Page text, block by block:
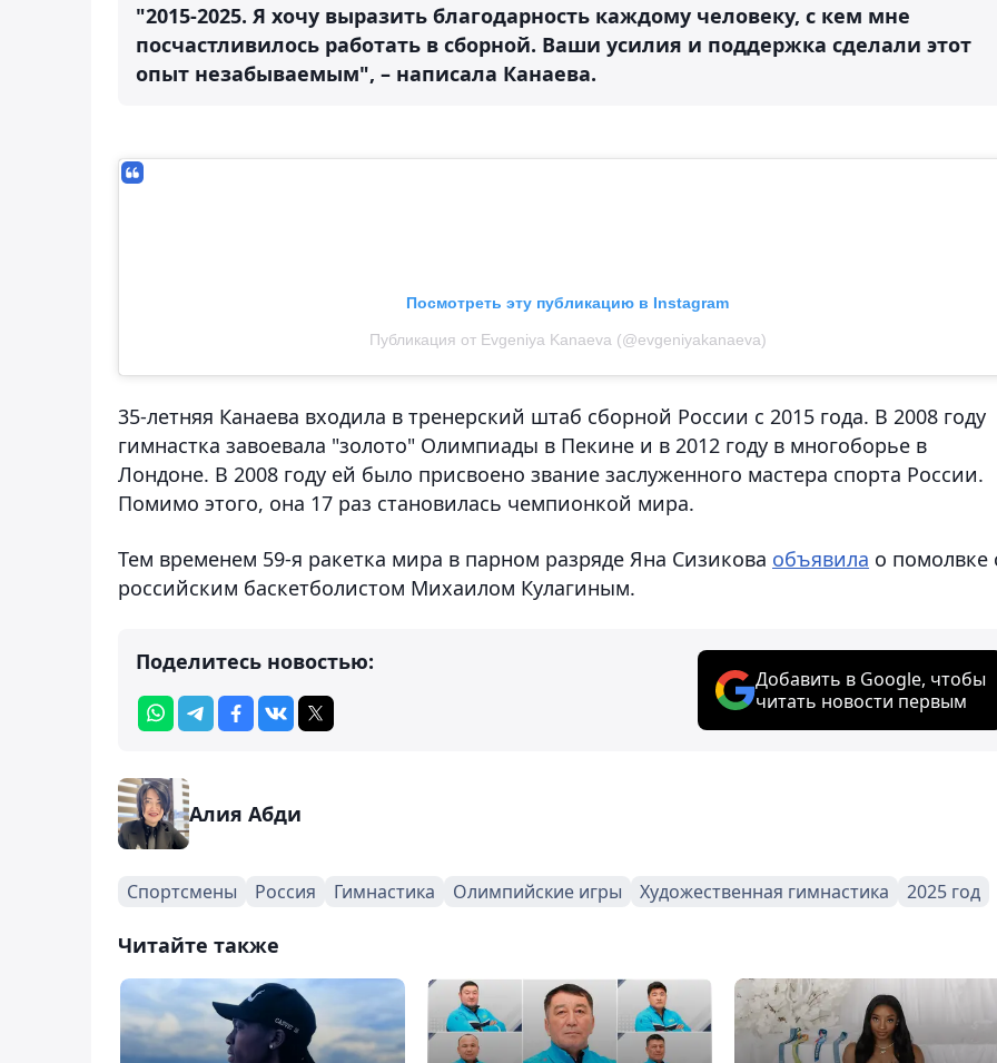
"2015-2025. Я хочу выразить благодарность каждому человеку, с кем мне
посчастливилось работать в сборной. Ваши усилия и поддержка сделали этот
опыт незабываемым", – написала Канаева.
Посмотреть эту публикацию в Instagram
Публикация от Evgeniya Kanaeva (@evgeniyakanaeva)
35-летняя Канаева входила в тренерский штаб сборной России с 2015 года. В 2008 году
гимнастка завоевала "золото" Олимпиады в Пекине и в 2012 году в многоборье в
Лондоне. В 2008 году ей было присвоено звание заслуженного мастера спорта России.
Помимо этого, она 17 раз становилась чемпионкой мира.
Тем временем 59-я ракетка мира в парном разряде Яна Сизикова объявила о помолвке
российским баскетболистом Михаилом Кулагиным.
Поделитесь новостью:
Добавить в Google, чтобы
читать новости первым
Алия Абди
Спортсмены Россия Гимнастика Олимпийские игры Художественная гимнастика 2025 год
Читайте также